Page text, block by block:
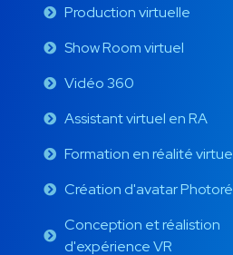
Production virtuelle
Show Room virtuel
Vidéo 360
Assistant virtuel en RA
Formation en réalité
Création d'avatar
Conception et réalistion
d'expérience VR